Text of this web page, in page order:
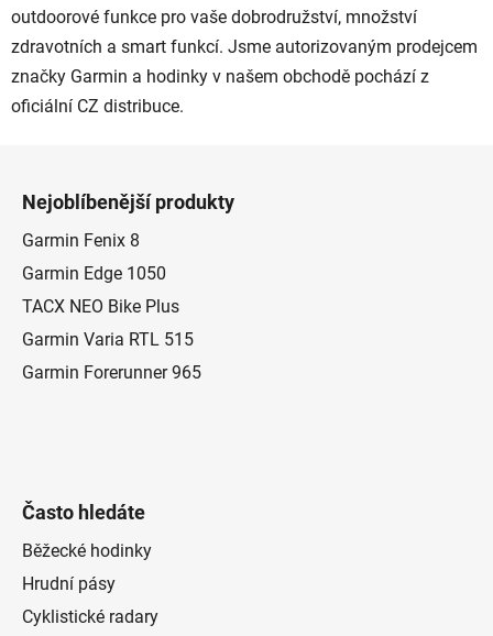
outdoorové funkce pro vaše dobrodružství, množství
zdravotních a smart funkcí. Jsme autorizovaným prodejcem
značky Garmin a hodinky v našem obchodě pochází z
oficiální CZ distribuce.
Nejoblíbenější produkty
Garmin Fenix 8
Garmin Edge 1050
TACX NEO Bike Plus
Garmin Varia RTL 515
Garmin Forerunner 965
Často hledáte
Běžecké hodinky
Hrudní pásy
Cyklistické radary